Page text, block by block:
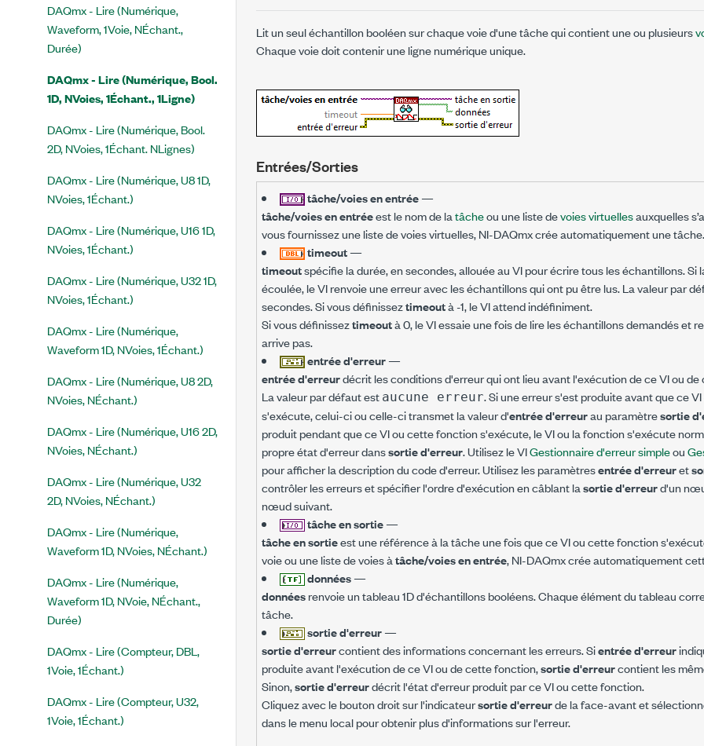
DAQmx - Lire (Numérique,
Waveform, 1Voie, NÉchant.,
Durée)
DAQmx - Lire (Numérique, Bool.
1D, NVoies, 1Échant., 1Ligne)
DAQmx - Lire (Numérique, Bool.
2D, NVoies, 1Échant. NLignes)
DAQmx - Lire (Numérique, U8 1D,
NVoies, 1Échant.)
DAQmx - Lire (Numérique, U16 1D,
NVoies, 1Échant.)
DAQmx - Lire (Numérique, U32 1D,
NVoies, 1Échant.)
DAQmx - Lire (Numérique,
Waveform 1D, NVoies, 1Échant.)
DAQmx - Lire (Numérique, U8 2D,
NVoies, NÉchant.)
DAQmx - Lire (Numérique, U16 2D,
NVoies, NÉchant.)
DAQmx - Lire (Numérique, U32
2D, NVoies, NÉchant.)
DAQmx - Lire (Numérique,
Waveform 1D, NVoies, NÉchant.)
DAQmx - Lire (Numérique,
Waveform 1D, NVoie, NÉchant.,
Durée)
DAQmx - Lire (Compteur, DBL,
1Voie, 1Échant.)
DAQmx - Lire (Compteur, U32,
1Voie, 1Échant.)
Lit un seul échantillon booléen sur chaque voie d'une tâche qui contient une ou plusieurs
Chaque voie doit contenir une ligne numérique unique.
Entrées/Sorties
tâche/voies en entrée—
tâche/voies en entréeest le nom de latâcheou une liste devoies virtuellesauxquelles
vous fournissez une liste de voies virtuelles, NI-DAQmx crée automatiquement une tâche.
timeout—
timeoutspécifie la durée, en secondes, allouée au VI pour écrire tous les échantillons. Si
écoulée, le VI renvoie une erreur avec les échantillons qui ont pu être lus. La valeur par
secondes. Si vous définisseztimeoutà -1, le VI attend indéfiniment.
Si vous définisseztimeoutà 0, le VI essaie une fois de lire les échantillons demandés et
arrive pas.
entrée d'erreur—
entrée d'erreurdécrit les conditions d'erreur qui ont lieu avant l'exécution de ce VI ou
La valeur par défaut est aucune erreur. Si une erreur s'est produite avant que ce
s'exécute, celui-ci ou celle-ci transmet la valeur d'entrée d'erreurau paramètresortie
produit pendant que ce VI ou cette fonction s'exécute, le VI ou la fonction s'exécute
propre état d'erreur danssortie d'erreur. Utilisez le VIGestionnaire d'erreur simpleou
pour afficher la description du code d'erreur. Utilisez les paramètresentrée d'erreuret
contrôler les erreurs et spécifier l'ordre d'exécution en câblant lasortie d'erreurd'un
nœud suivant.
tâche en sortie—
tâche en sortieest une référence à la tâche une fois que ce VI ou cette fonction
voie ou une liste de voies àtâche/voies en entrée, NI-DAQmx crée automatiquement
données—
donnéesrenvoie un tableau 1D d'échantillons booléens. Chaque élément du tableau
tâche.
sortie d'erreur—
sortie d'erreurcontient des informations concernant les erreurs. Sientrée d'erreur
produite avant l'exécution de ce VI ou de cette fonction,sortie d'erreurcontient les
Sinon,sortie d'erreurdécrit l'état d'erreur produit par ce VI ou cette fonction.
Cliquez avec le bouton droit sur l'indicateursortie d'erreurde la face-avant et
dans le menu local pour obtenir plus d'informations sur l'erreur.